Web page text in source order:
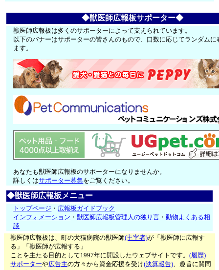
◆獣医師広報板サポーター◆
獣医師広報板は多くのサポーターによって支えられています。
以下のバナーはサポーターの皆さんのもので、口数に応じてランダムに
ます。
あなたも獣医師広報板のサポーターになりませんか。
詳しくはサポーター募集をご覧ください。
◆獣医師広報板メニュー
トップページ ・ 広報板ガイドブック
インフォメーション ・獣医師広報板管理人の独り言 ・動物よくある相
談
獣医師広報板は、町の犬猫病院の獣医師(主宰者)が「獣医師に広報す
る」「獣医師が広報する」
ことを主たる目的として1997年に開設したウェブサイトです。(履歴)
サポーターや広告主の方々から資金応援を受け(決算報告)、趣旨に賛同